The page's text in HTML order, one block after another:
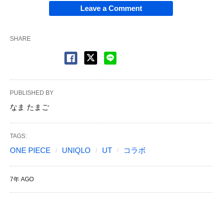
Leave a Comment
SHARE
PUBLISHED BY
なま たまご
TAGS:
ONE PIECE UNIQLO UT コラボ
7年 AGO